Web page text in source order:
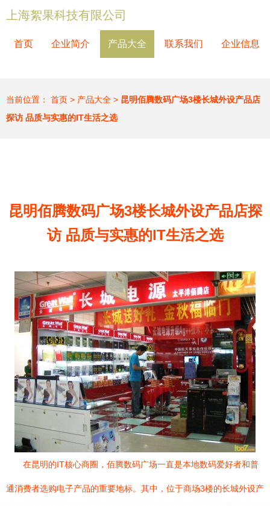
上海絮果科技有限公司
首页 企业简介 产品大全 联系我们 企业信息
当前位置： 首页 > 产品大全 > 昆明佰腾数码广场3楼长城外设产品店
探访 品质与实惠的IT生活之选
昆明佰腾数码广场3楼长城外设产品店探
访 品质与实惠的IT生活之选
在昆明的IT核心商圈，佰腾数码广场一直是本地数码爱好者和普
通消费者选购电子产品的重要地标。其中，位于商场3楼的长城外设产